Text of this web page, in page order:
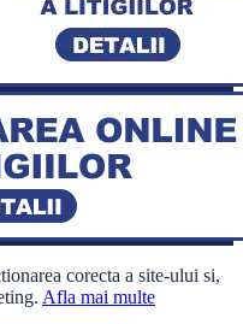
corecta a site-ului si,
Afla mai multe